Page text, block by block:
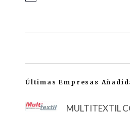
Últimas Empresas
MULTITEXTIL